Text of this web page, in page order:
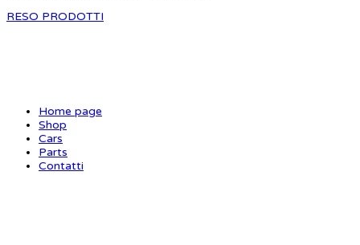
RESO PRODOTTI
Home page
Shop
Cars
Parts
Contatti